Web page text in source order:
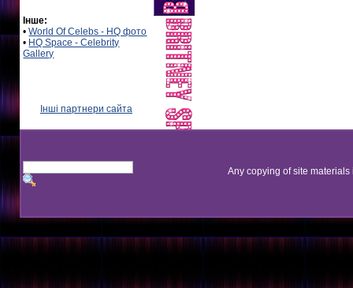
Інше:
•World Of Celebs - HQ фото
• HQ Space - Celebrity
Gallery
Інші партнери сайта
Any copying of site